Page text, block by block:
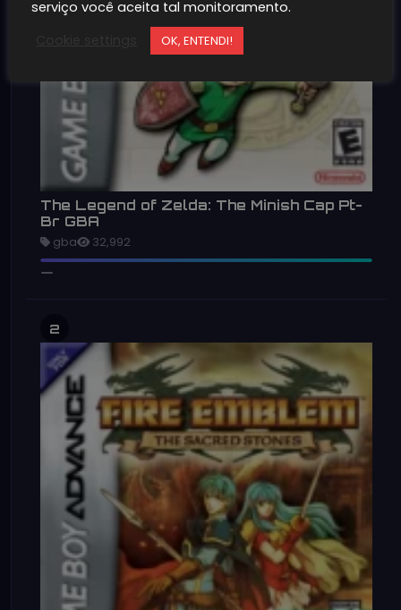
The Legend of Zelda: The Minish Cap Pt-
Br GBA
gba 32,992
2
serviço você aceita tal monitoramento.
OK, ENTENDI!